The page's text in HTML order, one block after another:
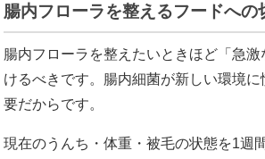
腸内フローラを整えるフードへの
腸内フローラを整えたいときほど「急
けるべきです。腸内細菌が新しい環境
要だからです。
現在のうんち・体重・被毛の状態を1週